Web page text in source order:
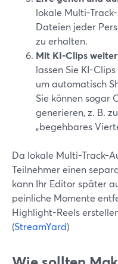
lokale Multi-
Dateien jeder
zu erhalten.
Mit KI-Clips
lassen Sie KI-
um automatisch
Sie können sogar
generieren, z. B.
„begehbares
Da lokale Multi-Track-
Teilnehmer einen
kann Ihr Editor später
peinliche Momente
Highlight-Reels
(StreamYard)